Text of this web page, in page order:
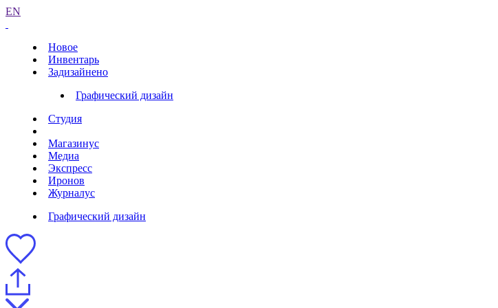
EN
Новое
Инвентарь
Задизайнено
Графический дизайн
Студия
Магазинус
Медиа
Экспресс
Иронов
Журналус
Графический дизайн